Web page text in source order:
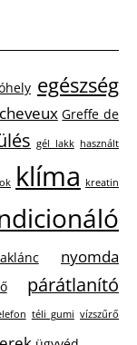
egészség
Greffe de
gél lakk használt
klíma kreatin
nyomda
párátlanító
téli gumi vízszűrő